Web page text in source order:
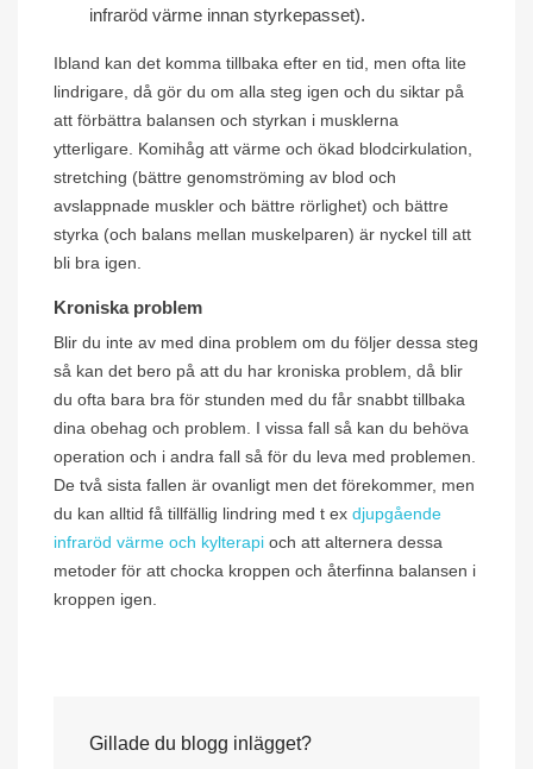
infraröd värme innan styrkepasset).
Ibland kan det komma tillbaka efter en tid, men ofta lite
lindrigare, då gör du om alla steg igen och du siktar på
att förbättra balansen och styrkan i musklerna
ytterligare. Komihåg att värme och ökad blodcirkulation,
stretching (bättre genomströming av blod och
avslappnade muskler och bättre rörlighet) och bättre
styrka (och balans mellan muskelparen) är nyckel till att
bli bra igen.
Kroniska problem
Blir du inte av med dina problem om du följer dessa steg
så kan det bero på att du har kroniska problem, då blir
du ofta bara bra för stunden med du får snabbt tillbaka
dina obehag och problem. I vissa fall så kan du behöva
operation och i andra fall så för du leva med problemen.
De två sista fallen är ovanligt men det förekommer, men
du kan alltid få tillfällig lindring med t ex djupgående
infraröd värme och kylterapi och att alternera dessa
metoder för att chocka kroppen och återfinna balansen i
kroppen igen.
Gillade du blogg inlägget?